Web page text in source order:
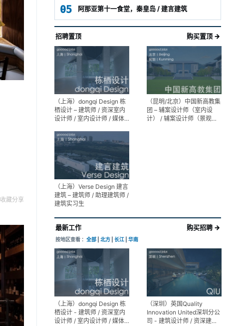
收藏分享
05 阿那亚第十一食堂，秦皇岛 / 建言建筑
招聘置顶 购买置顶 →
（上海）dongqi Design 栋
栖设计 – 建筑师 / 资深室内
设计师 / 室内设计师 / 媒体
生（常年招聘）
（昆明/北京）中国新高教集
团 – 辅案设计师（室内设
计） / 辅案设计师（景观设
（上海）Verse Design 建言
建筑 – 建筑师 / 助理建筑师 /
建筑实习生
最新工作 购买招聘 →
按地区查看 ： 全部 北方 长江 华南
（上海）dongqi Design 栋
栖设计 - 建筑师 / 资深室内
设计师 / 室内设计师 / 媒体
（深圳）英国Quality
Innovation United深圳分公
司 - 建筑设计师 / 资深建筑